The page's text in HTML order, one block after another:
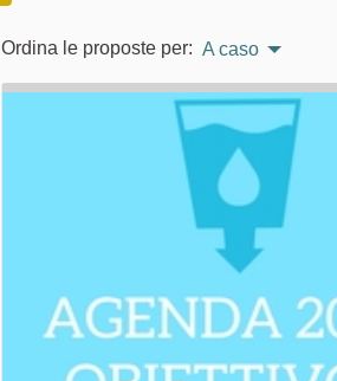
Ordina le proposte per: A caso